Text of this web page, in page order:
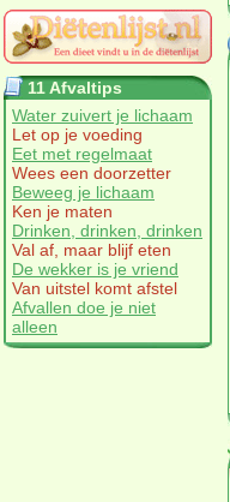
11 Afvaltips
Water zuivert je lichaam
Let op je voeding
Eet met regelmaat
Wees een doorzetter
Beweeg je lichaam
Ken je maten
Drinken, drinken, drinken
Val af, maar blijf eten
De wekker is je vriend
Van uitstel komt afstel
Afvallen doe je niet
alleen